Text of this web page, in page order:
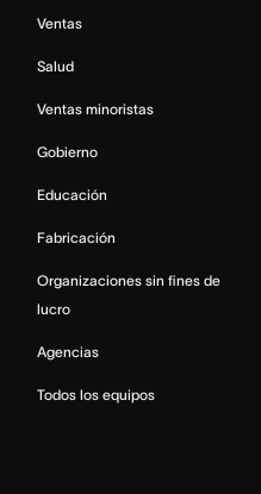
Ventas
Salud
Ventas minoristas
Gobierno
Educación
Fabricación
Organizaciones sin fines de
lucro
Agencias
Todos los equipos